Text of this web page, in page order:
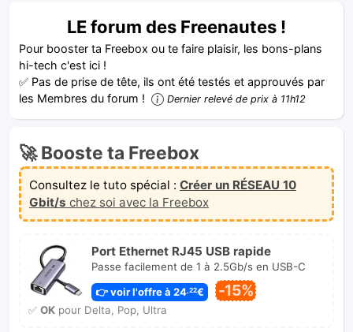
LE forum des Freenautes !
Pour booster ta Freebox ou te faire plaisir, les bons-plans
hi-tech c'est ici !
✅ Pas de prise de tête, ils ont été testés et approuvés par
les Membres du forum !
Dernier relevé de prix à 11h12
🚀 Booste ta Freebox
Consultez le tuto spécial : Créer un RÉSEAU 10
Gbit/s chez soi avec la Freebox
Port Ethernet RJ45 USB rapide
Passe facilement de 1 à 2.5Gb/s en USB-C
👉 voir l'offre à 24,22€ -15%
✅ OKpour Delta, Pop, Ultra